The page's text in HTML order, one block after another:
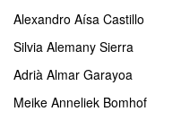
Alexandro Aísa Castillo
Silvia Alemany Sierra
Adrià Almar Garayoa
Meike Anneliek Bomhof